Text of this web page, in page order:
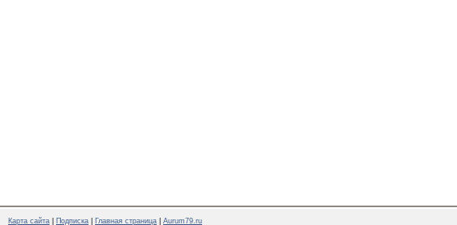
Карта сайта Подписка Главная страница Aurum79.ru